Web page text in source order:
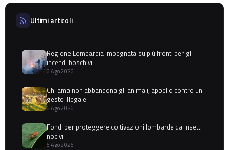
Ultimi articoli
Regione Lombardia impegnata su più fronti per gli
incendi boschivi
6 Ago 2026
Chi ama non abbandona gli animali, appello contro un
gesto illegale
6 Ago 2026
Fondi per proteggere coltivazioni lombarde da insetti
nocivi
6 Ago 2026